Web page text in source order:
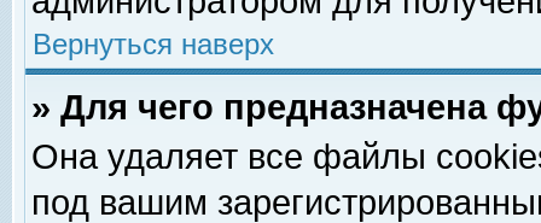
Вернуться наверх
» Для чего предназначена
Она удаляет все файлы
под вашим